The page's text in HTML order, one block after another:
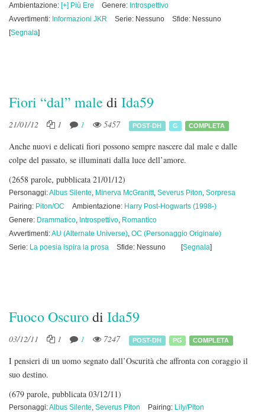
Ambientazione: [+] Più Ere Genere: Introspettivo
Avvertimenti: Informazioni JKR Serie: Nessuno
Sfide: Nessuno
[Segnala]
Fiori “dal” male di Ida59
21/01/12 1 1 5457 POST-DH G COMPLETA
Anche nuovi e delicati fiori possono sempre nascere dal male e dalle
colpe del passato, se illuminati dalla luce dell’amore.
(2658 parole, pubblicata 21/01/12)
Personaggi:Albus Silente, Minerva McGranitt, Severus Piton, Sorpresa
Pairing: Piton/OC Ambientazione: Harry Post-Hogwarts (1998-)
Genere: Drammatico, Introspettivo, Romantico
Avvertimenti:AU (Alternate Universe), OC (Personaggio Originale)
Serie: La poesia ispira la prosa Sfide: Nessuno [Segnala]
Fuoco Oscurodi Ida59
03/12/11 1 1 7247 POST-DH PG COMPLETA
I pensieri di un uomo segnato dall’Oscurità che affronta con coraggio il
suo destino.
(679 parole, pubblicata 03/12/11)
Personaggi:Albus Silente, Severus Piton Pairing: Lily/Piton